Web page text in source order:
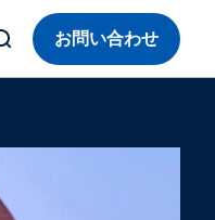
お問い合わせ